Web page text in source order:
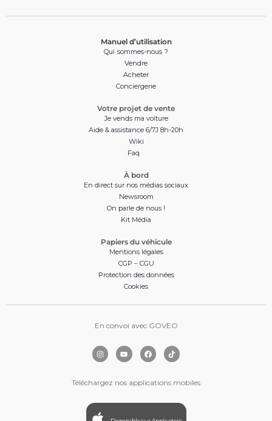
Manuel d’utilisation
Qui sommes-nous ?
Vendre
Acheter
Conciergerie
Votre projet de vente
Je vends ma voiture
Aide & assistance 6/7J 8h-20h
Wiki
Faq
À bord
En direct sur nos médias sociaux
Newsroom
On parle de nous !
Kit Média
Papiers du véhicule
Mentions légales
CGP – CGU
Protection des données
Cookies
En convoi avec GOVEO
Téléchargez nos applications mobiles